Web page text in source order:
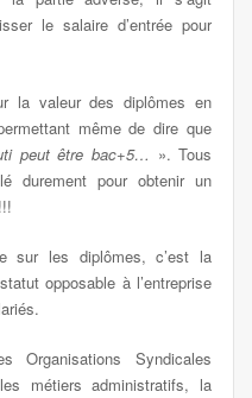
le salaire d’entrée pour
la valeur des diplômes en
même de dire que
peut être bac+5… ». Tous
durement pour obtenir un
sur les diplômes, c’est la
opposable à l’entreprise
Organisations Syndicales
métiers administratifs, la